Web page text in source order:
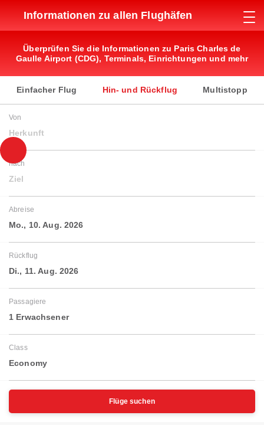
Informationen zu allen Flughäfen
Überprüfen Sie die Informationen zu Paris Charles de
Gaulle Airport (CDG), Terminals, Einrichtungen und mehr
Einfacher Flug Hin- und Rückflug Multistopp
Von
Herkunft
nach
Ziel
Abreise
Mo., 10. Aug. 2026
Rückflug
Di., 11. Aug. 2026
Passagiere
1 Erwachsener
Class
Economy
Flüge suchen